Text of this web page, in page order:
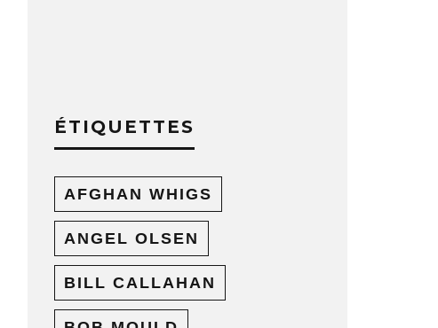
ÉTIQUETTES
AFGHAN WHIGS
ANGEL OLSEN
BILL CALLAHAN